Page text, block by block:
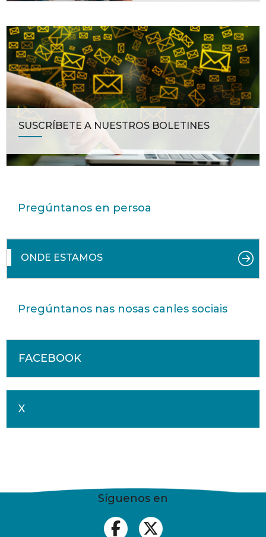
SUSCRÍBETE A NUESTROS BOLETINES
Pregúntanos en persoa
ONDE ESTAMOS
Pregúntanos nas nosas canles sociais
FACEBOOK
X
Síguenos en